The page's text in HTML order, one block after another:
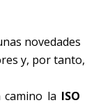
novedades
y, por tanto,
la ISO